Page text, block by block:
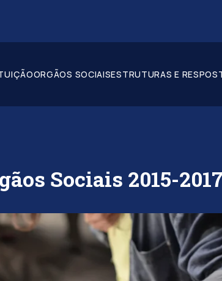
ORGÃOS SOCIAISESTRUTURAS E
Sociais 2015-2017